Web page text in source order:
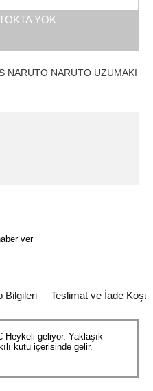
YOK
NARUTO NARUTO UZUMAKI
ver
Bilgileri Teslimat ve İade
Heykeli geliyor. Yaklaşık
kutu içerisinde gelir.